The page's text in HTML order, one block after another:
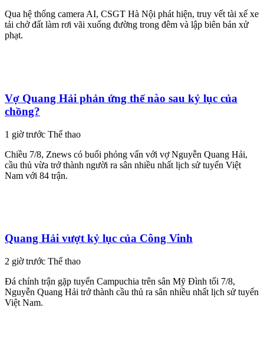
Qua hệ thống camera AI, CSGT Hà Nội phát hiện, truy vết tài xế xe
tải chở đất làm rơi vãi xuống đường trong đêm và lập biên bản xử
phạt.
Vợ Quang Hải phản ứng thế nào sau kỷ lục của
chồng?
1 giờ trước Thể thao
Chiều 7/8, Znews có buổi phỏng vấn với vợ Nguyễn Quang Hải,
cầu thủ vừa trở thành người ra sân nhiều nhất lịch sử tuyển Việt
Nam với 84 trận.
Quang Hải vượt kỷ lục của Công Vinh
2 giờ trước Thể thao
Đá chính trận gặp tuyển Campuchia trên sân Mỹ Đình tối 7/8,
Nguyễn Quang Hải trở thành cầu thủ ra sân nhiều nhất lịch sử tuyển
Việt Nam.